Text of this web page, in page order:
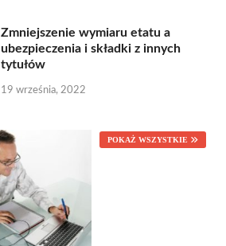
Zmniejszenie wymiaru etatu a
ubezpieczenia i składki z innych
tytułów
19 września, 2022
POKAŻ WSZYSTKIE